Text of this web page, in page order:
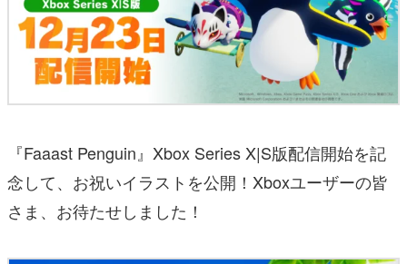
『Faaast Penguin』Xbox Series X|S版配信開始を記
念して、お祝いイラストを公開！Xboxユーザーの皆
さま、お待たせしました！